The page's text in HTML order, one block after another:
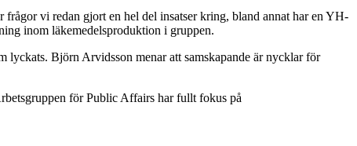
vi redan gjort en hel del insatser kring, bland annat har en YH-
inom läkemedelsproduktion i gruppen.
lyckats. Björn Arvidsson menar att samskapande är nycklar för
för Public Affairs har fullt fokus på